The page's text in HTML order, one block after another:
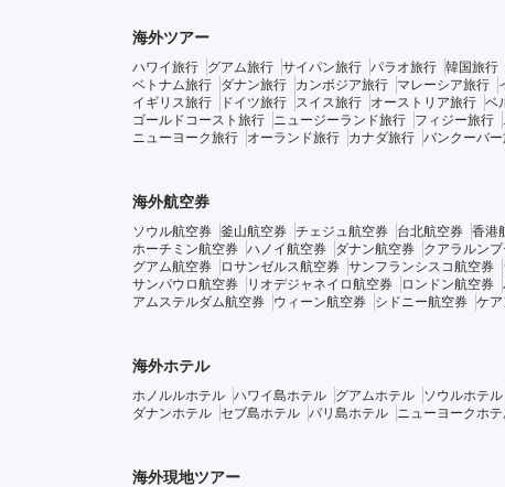
海外ツアー
ハワイ旅行 グアム旅行 サイパン旅行 パラオ旅行 韓国旅行
ベトナム旅行
ダナン旅行 カンボジア旅行 マレーシア旅行
イギリス旅行
ドイツ旅行 スイス旅行 オーストリア旅行 ベ
ゴールドコースト旅行
ニュージーランド旅行 フィジー旅行
ニューヨーク旅行
オーランド旅行 カナダ旅行 バンクーバ
海外航空券
ソウル航空券 釜山航空券 チェジュ航空券 台北航空券 香港
ホーチミン航空券 ハノイ航空券 ダナン航空券 クアラルン
グアム航空券
ロサンゼルス航空券 サンフランシスコ航空券
サンパウロ航空券
リオデジャネイロ航空券 ロンドン航空券
アムステルダム航空券
ウィーン航空券 シドニー航空券 ケ
海外ホテル
ホノルルホテル ハワイ島ホテル グアムホテル ソウルホテル
ダナンホテル セブ島ホテル バリ島ホテル ニューヨークホ
海外現地ツアー